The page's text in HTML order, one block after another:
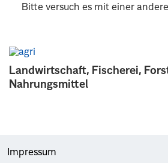
Landwirtschaft, Fischerei,
Nahrungsmittel
Bitte versuch es mit einer
Impressum